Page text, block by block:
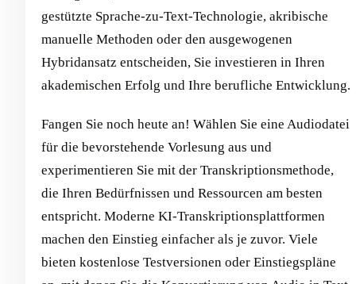
gestützte Sprache-zu-Text-Technologie, akribische
manuelle Methoden oder den ausgewogenen
Hybridansatz entscheiden, Sie investieren in Ihren
akademischen Erfolg und Ihre berufliche Entwicklung.
Fangen Sie noch heute an! Wählen Sie eine Audiodatei
für die bevorstehende Vorlesung aus und
experimentieren Sie mit der Transkriptionsmethode,
die Ihren Bedürfnissen und Ressourcen am besten
entspricht. Moderne KI-Transkriptionsplattformen
machen den Einstieg einfacher als je zuvor. Viele
bieten kostenlose Testversionen oder Einstiegspläne